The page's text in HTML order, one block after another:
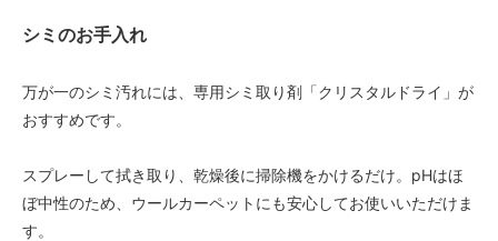
シミのお手入れ
万が一のシミ汚れには、専用シミ取り剤「クリスタルドライ」が
おすすめです。
スプレーして拭き取り、乾燥後に掃除機をかけるだけ。pHはほ
ぼ中性のため、ウールカーペットにも安心してお使いいただけま
す。